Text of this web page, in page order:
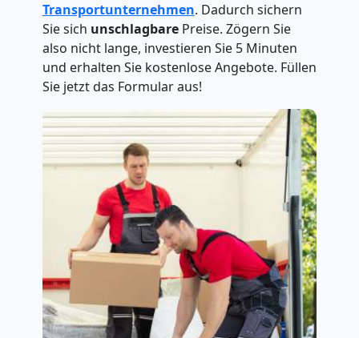
Transportunternehmen. Dadurch sichern
Sie sich unschlagbare Preise. Zögern Sie
also nicht lange, investieren Sie 5 Minuten
und erhalten Sie kostenlose Angebote. Füllen
Sie jetzt das Formular aus!